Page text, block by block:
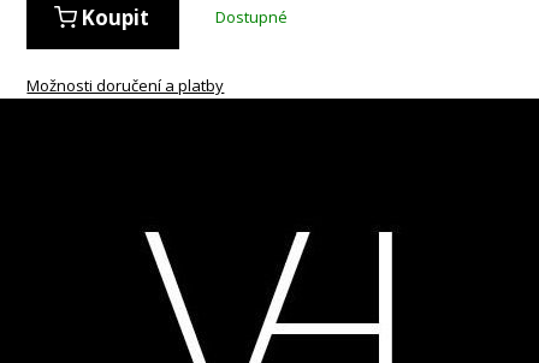
Koupit Dostupné
Možnosti doručení a platby